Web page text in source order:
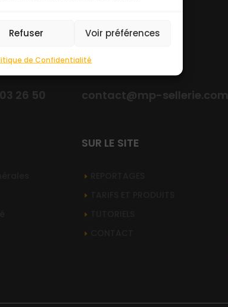
Refuser Voir préférences
de Confidentialité
26 50 contact@mp-sellerie.com
SUR LE SITE